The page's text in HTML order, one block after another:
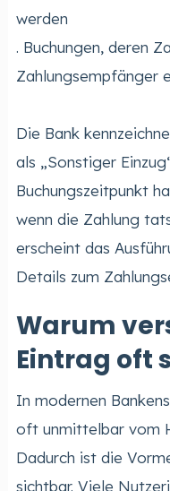
werden
. Buchungen, deren
Zahlungsempfänger
Die Bank
als „Sonstiger
Buchungszeitpunkt
wenn die Zahlung
erscheint das
Details zum
Warum
Eintrag oft
In modernen
oft unmittelbar vom
Dadurch ist die
sichtbar. Viele